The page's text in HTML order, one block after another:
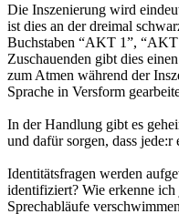
Die Inszenierung wird
ist dies an der dreimal
Buchstaben “AKT 1”,
Zuschauenden gibt dies
zum Atmen während der
Sprache in Versform
In der Handlung gibt es
und dafür sorgen, dass jede:r
Identitätsfragen werden
identifiziert? Wie erkenne
Sprechabläufe